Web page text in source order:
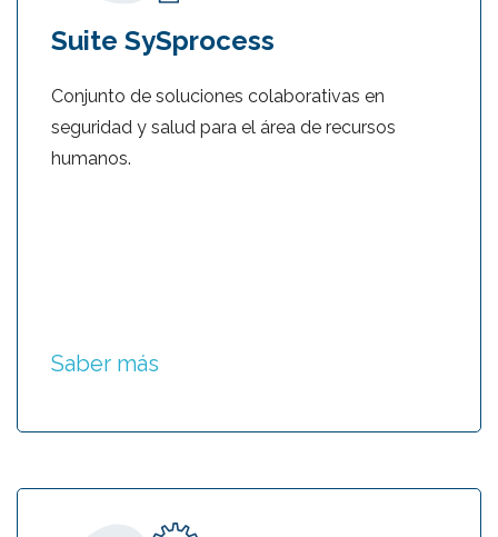
Suite SySprocess
Conjunto de soluciones colaborativas en
seguridad y salud para el área de recursos
humanos.
Saber más